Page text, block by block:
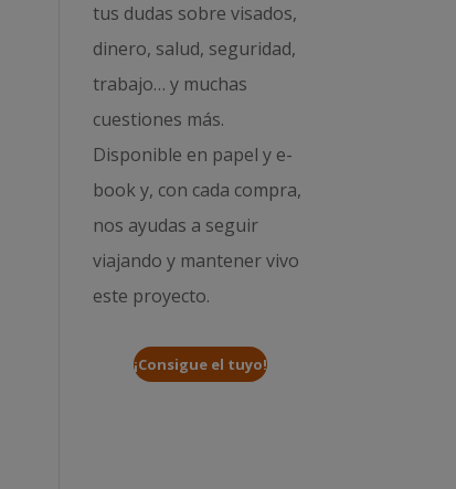
tus dudas sobre visados,
dinero, salud, seguridad,
trabajo… y muchas
cuestiones más.
Disponible en papel y e-
book y, con cada compra,
nos ayudas a seguir
viajando y mantener vivo
este proyecto.
¡Consigue el tuyo!